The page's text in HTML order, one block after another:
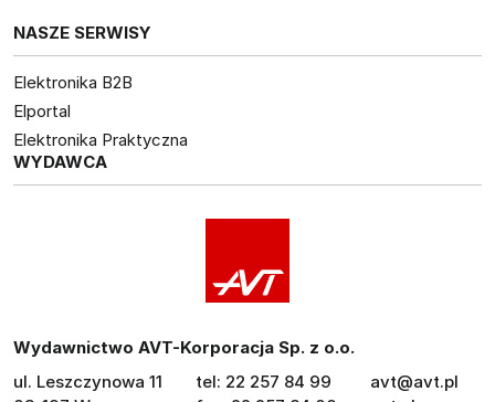
NASZE SERWISY
Elektronika B2B
Elportal
Elektronika Praktyczna
WYDAWCA
Wydawnictwo AVT-Korporacja Sp. z o.o.
ul. Leszczynowa 11
tel: 22 257 84 99
avt@avt.pl